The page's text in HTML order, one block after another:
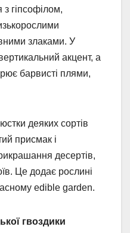
гіпсофілом,
злаками. У
акцент, а
барвисті плями,
деяких сортів
присмак і
десертів,
Це додає рослині
edible garden.
гвоздики